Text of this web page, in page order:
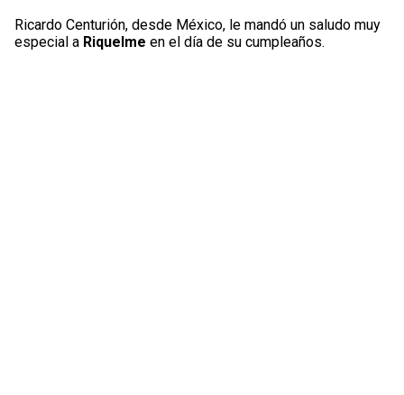
Ricardo Centurión, desde México, le mandó un saludo muy
especial a Riquelme en el día de su cumpleaños.